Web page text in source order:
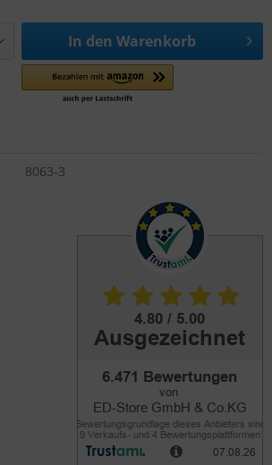
In den Warenkorb
8063-3